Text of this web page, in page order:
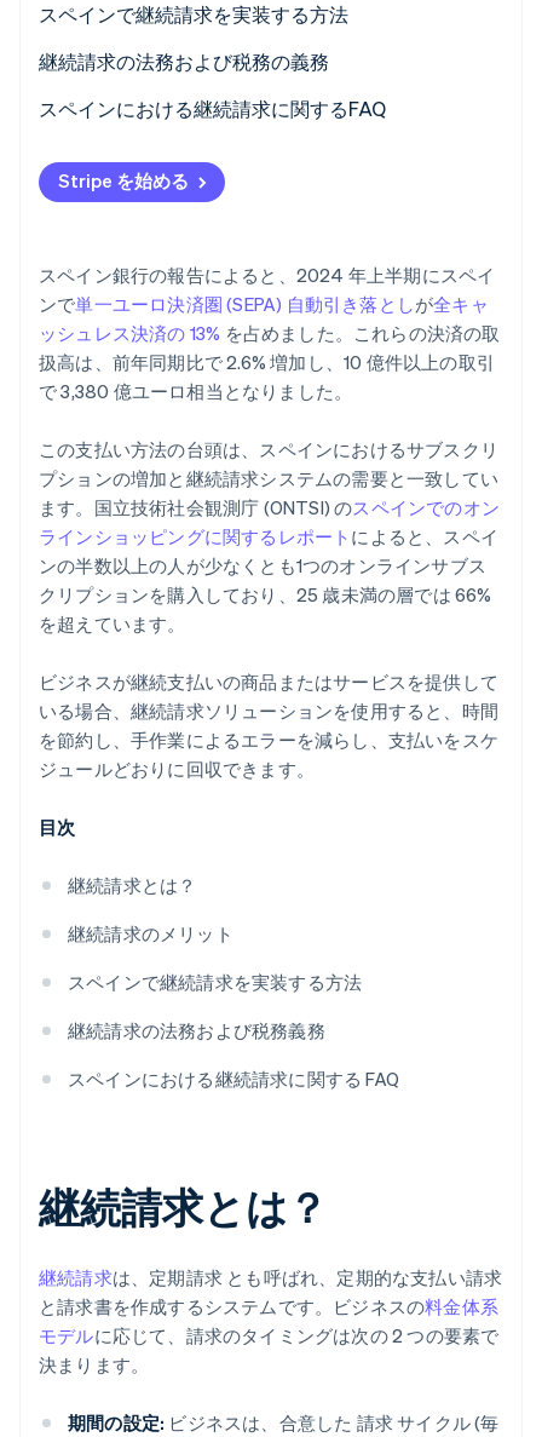
Stripe が AI の経済インフラをどのように構築しているかを
ご覧ください。
こちらをご覧ください
企業にとってのメリット
顧客にとってのメリット
スペインで継続請求を実装する方法
継続請求の法務および税務の義務
スペインにおける継続請求に関するFAQ
継続請求サイクル中に顧客が変更を行った場合、企業
はどのような対応を取る必要がありますか？
Stripe を始める
スペイン銀行の報告によると、2024 年上半期にスペイ
ンで単一ユーロ決済圏 (SEPA) 自動引き落としが全キャ
ッシュレス決済の 13% を占めました。これらの決済の取
扱高は、前年同期比で 2.6% 増加し、10 億件以上の取引
で 3,380 億ユーロ相当となりました。
この支払い方法の台頭は、スペインにおけるサブスクリ
プションの増加と継続請求システムの需要と一致してい
ます。国立技術社会観測庁 (ONTSI) のスペインでのオン
ラインショッピングに関するレポート によると、スペイ
ンの半数以上の人が少なくとも1つのオンラインサブス
クリプションを購入しており、25 歳未満の層では 66%
を超えています。
ビジネスが継続支払いの商品またはサービスを提供して
いる場合、継続請求ソリューションを使用すると、時間
を節約し、手作業によるエラーを減らし、支払いをスケ
ジュールどおりに回収できます。
目次
継続請求とは？
継続請求のメリット
スペインで継続請求を実装する方法
継続請求の法務および税務義務
スペインにおける継続請求に関する FAQ
継続請求とは？
継続請求は、定期請求 とも呼ばれ、定期的な支払い請求
と請求書を作成するシステムです。ビジネスの料金体系
モデルに応じて、請求のタイミングは次の 2 つの要素で
決まります。
期間の設定: ビジネスは、合意した 請求 サイクル (毎